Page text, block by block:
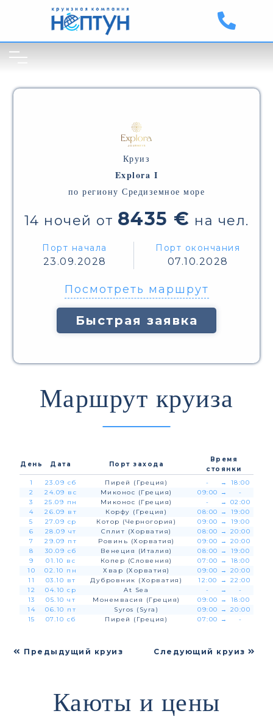
Круиз
Explora I
по региону Средиземное море
14 ночей от 8435 € на чел.
Порт начала
23.09.2028
Порт окончания
07.10.2028
Посмотреть маршрут
Быстрая заявка
Маршрут круиза
День Дата Порт захода
Время
стоянки
1
23.09 сб Пирей (Греция) - →
18:00
2
24.09 вс Миконос (Греция) 09:00 →
-
3
25.09 пн Миконос (Греция) - →
02:00
4
26.09 вт Корфу (Греция) 08:00 →
19:00
5
27.09 ср Котор (Черногория) 09:00 →
19:00
6
28.09 чт Сплит (Хорватия) 08:00 →
20:00
7
29.09 пт Ровинь (Хорватия) 09:00 →
20:00
8
30.09 сб Венеция (Италия) 08:00 →
19:00
9
01.10 вс Копер (Словения) 07:00 →
18:00
10
02.10 пн Хвар (Хорватия) 09:00 →
20:00
11
03.10 вт Дубровник (Хорватия) 12:00 →
22:00
12
04.10 ср At Sea - →
-
13
05.10 чт Монемвасия (Греция) 09:00 →
18:00
14
06.10 пт Syros (Syra) 09:00 →
20:00
15
07.10 сб Пирей (Греция) 07:00 → -
Предыдущий круиз Следующий круиз
Каюты и цены